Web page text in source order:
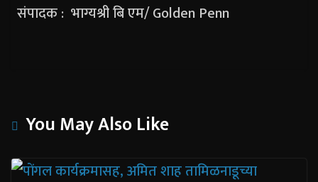
संपादक : भाग्यश्री बि एम/ Golden Penn
You May Also Like